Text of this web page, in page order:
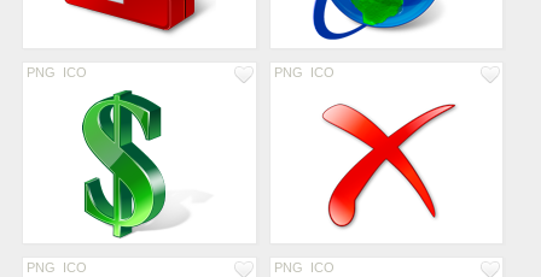
PNG ICO PNG ICO
PNG ICO PNG ICO